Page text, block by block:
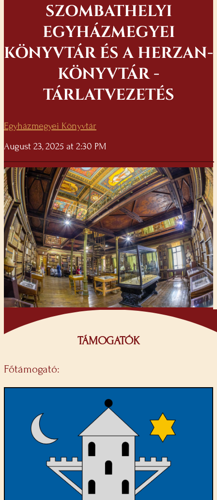
SZOMBATHELYI
EGYHÁZMEGYEI
KÖNYVTÁR ÉS A HERZAN-
KÖNYVTÁR -
TÁRLATVEZETÉS
Egyházmegyei Könyvtár
August 23, 2025 at 2:30 PM
TÁMOGATÓK
Főtámogató: